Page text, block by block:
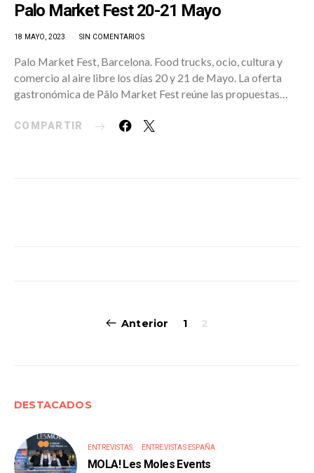
Palo Market Fest 20-21 Mayo
18 MAYO, 2023 SIN COMENTARIOS
Palo Market Fest, Barcelona. Food trucks, ocio, cultura y
comercio al aire libre los días 20 y 21 de Mayo. La oferta
gastronómica de Pâlo Market Fest reúne las propuestas…
COMPARTIR
Navegación
Anterior 1 2
DESTACADOS
ENTREVISTAS ENTREVISTAS ESPAÑA
MOLA! Les Moles Events